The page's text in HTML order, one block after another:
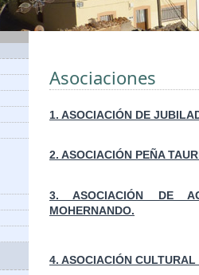
Asociaciones
1. ASOCIACIÓN DE
2. ASOCIACIÓN PEÑA
3. ASOCIACIÓN DE
MOHERNANDO.
4. ASOCIACIÓN